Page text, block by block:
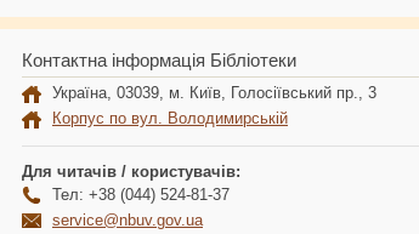
Контактна інформація Бібліотеки
Україна, 03039, м. Київ, Голосіївський пр., 3
Корпус по вул. Володимирській
Для читачів / користувачів:
Тел: +38 (044) 524-81-37
service@nbuv.gov.ua